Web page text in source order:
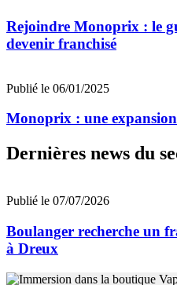
Rejoindre Monoprix : le
devenir franchisé
Publié le 06/01/2025
Monoprix : une
Dernières news du
Publié le 07/07/2026
Boulanger recherche un
à Dreux